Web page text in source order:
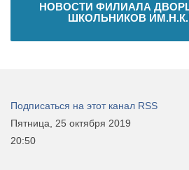
НОВОСТИ ФИЛИАЛА
ШКОЛЬНИКОВ
Подписаться на этот канал RSS
Пятница, 25 октября 2019
20:50